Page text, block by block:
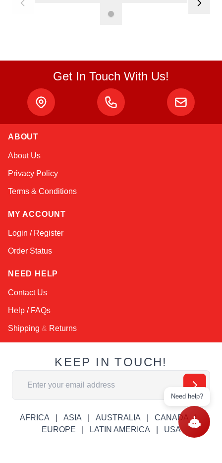
Get In Touch With Us!
ABOUT
About Us
Privacy Policy
Terms & Conditions
MY ACCOUNT
Login / Register
Order Status
NEED HELP
Contact Us
Help / FAQs
Shipping & Returns
KEEP IN TOUCH!
Email Address
AFRICA ASIA AUSTRALIA
CANADA
EUROPE
LATIN AMERICA USA
Need help?